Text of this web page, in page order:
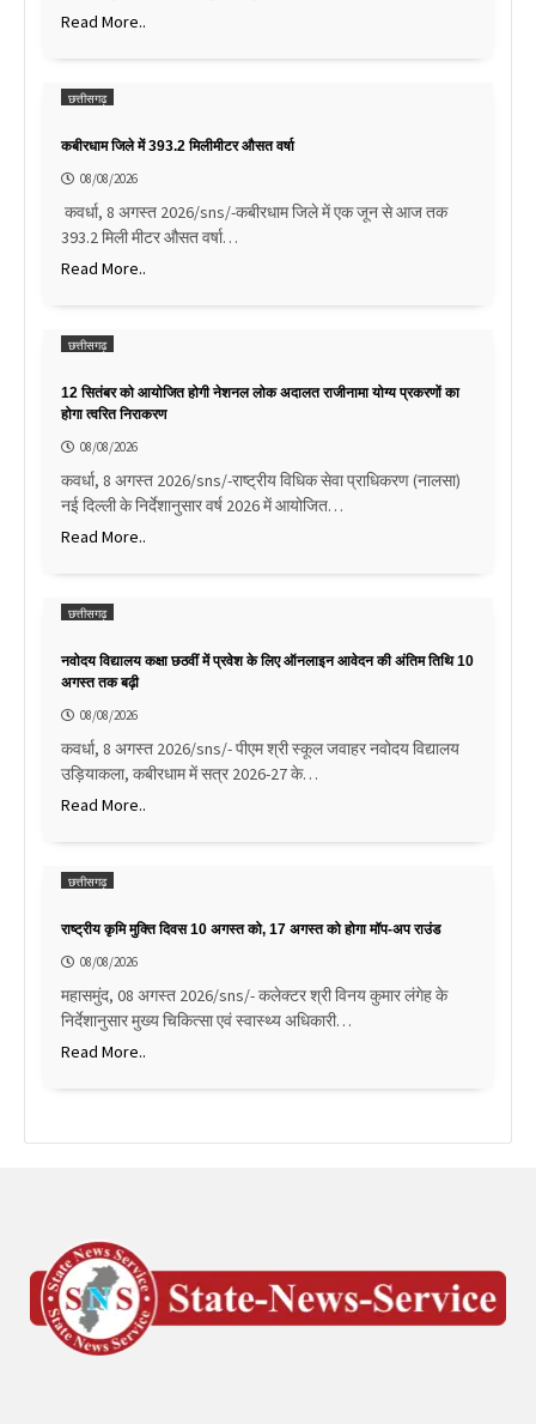
Read More..
छत्तीसगढ़
कबीरधाम जिले में 393.2 मिलीमीटर औसत वर्षा
08/08/2026
कवर्धा, 8 अगस्त 2026/sns/-कबीरधाम जिले में एक जून से आज तक
393.2 मिली मीटर औसत वर्षा…
Read More..
छत्तीसगढ़
12 सितंबर को आयोजित होगी नेशनल लोक अदालत राजीनामा योग्य प्रकरणों का
होगा त्वरित निराकरण
08/08/2026
कवर्धा, 8 अगस्त 2026/sns/-राष्ट्रीय विधिक सेवा प्राधिकरण (नालसा)
नई दिल्ली के निर्देशानुसार वर्ष 2026 में आयोजित…
Read More..
छत्तीसगढ़
नवोदय विद्यालय कक्षा छठवीं में प्रवेश के लिए ऑनलाइन आवेदन की अंतिम तिथि 10
अगस्त तक बढ़ी
08/08/2026
कवर्धा, 8 अगस्त 2026/sns/- पीएम श्री स्कूल जवाहर नवोदय विद्यालय
उड़ियाकला, कबीरधाम में सत्र 2026-27 के…
Read More..
छत्तीसगढ़
राष्ट्रीय कृमि मुक्ति दिवस 10 अगस्त को, 17 अगस्त को होगा मॉप-अप राउंड
08/08/2026
महासमुंद, 08 अगस्त 2026/sns/- कलेक्टर श्री विनय कुमार लंगेह के
निर्देशानुसार मुख्य चिकित्सा एवं स्वास्थ्य अधिकारी…
Read More..